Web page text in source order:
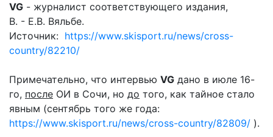
VG - журналист соответствующего издания,
В. - Е.В. Вяльбе.
Источник: https://www.skisport.ru/news/cross-
country/82210/
Примечательно, что интервью VG дано в июле 16-
го, после ОИ в Сочи, но до того, как тайное стало
явным (сентябрь того же года:
https://www.skisport.ru/news/cross-country/82809/ ).